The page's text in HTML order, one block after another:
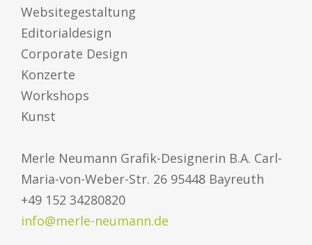
Websitegestaltung
Editorialdesign
Corporate Design
Konzerte
Workshops
Kunst
Merle Neumann Grafik-Designerin B.A. Carl-
Maria-von-Weber-Str. 26 95448 Bayreuth
+49 152 34280820
info@merle-neumann.de